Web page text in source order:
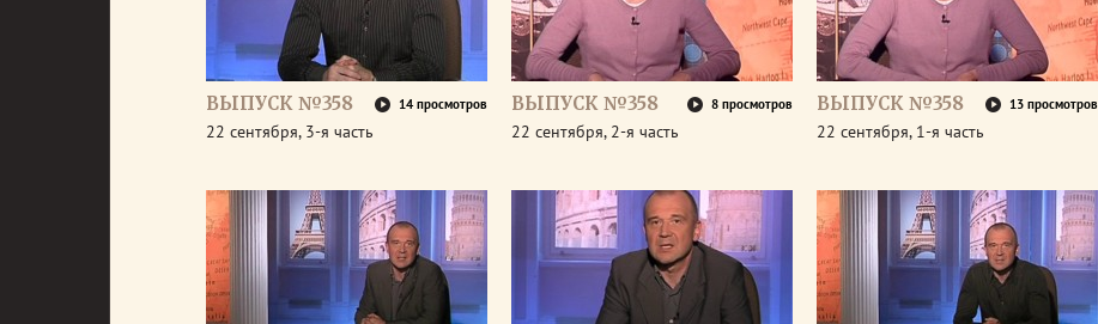
ВЫПУСК №358 14 просмотров
22 сентября, 3-я часть
ВЫПУСК №358 8 просмотров
22 сентября, 2-я часть
ВЫПУСК №358 13 просмотров
22 сентября, 1-я часть